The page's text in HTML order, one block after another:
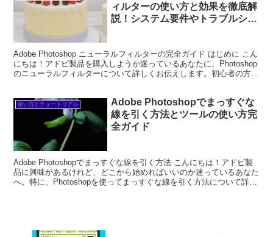
ィルターの使い方と効果を徹底解
説！システム要件やトラブルシュ
Adobe Photoshop ニューラルフィルターの完全ガイド はじめに こん
にちは！アドビ製品を購入しようか迷っているあなたに、Photoshop
のニューラルフィルターについて詳しくお伝えします。初心者の方で
使い方とチュートリアル
Adobe Photoshopでまっすぐな
線を引く方法とツールの使い方完
全ガイド
Adobe Photoshopでまっすぐな線を引く方法 こんにちは！アドビ製
品に興味があるけれど、どこから始めればいいのか迷っているあなた
へ。特に、Photoshopを使ってまっすぐな線を引く方法について詳し